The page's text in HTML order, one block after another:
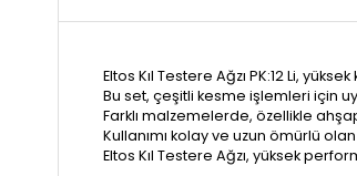
Eltos Kıl Testere Ağzı PK:12 Li,
Bu set, çeşitli kesme işlemleri için
Farklı malzemelerde, özellikle
Kullanımı kolay ve uzun ömürlü
Eltos Kıl Testere Ağzı, yüksek